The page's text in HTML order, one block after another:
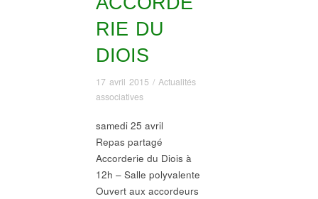
RIE DU
DIOIS
17 avril 2015 / Actualités
associatives
samedi 25 avril
Repas partagé
Accorderie du Diois à
12h – Salle polyvalente
Ouvert aux accordeurs